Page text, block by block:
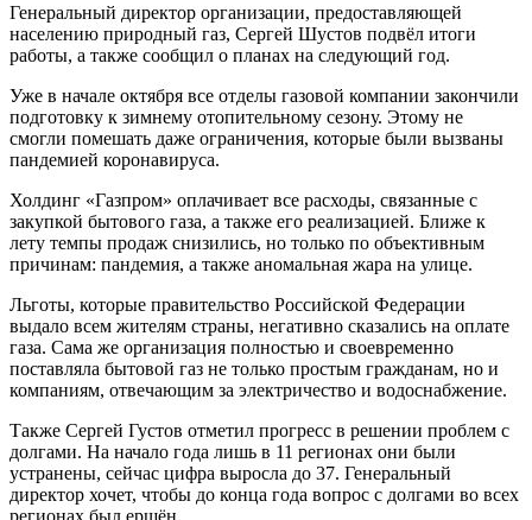
Генеральный директор организации, предоставляющей
населению природный газ, Сергей Шустов подвёл итоги
работы, а также сообщил о планах на следующий год.
Уже в начале октября все отделы газовой компании закончили
подготовку к зимнему отопительному сезону. Этому не
смогли помешать даже ограничения, которые были вызваны
пандемией коронавируса.
Холдинг «Газпром» оплачивает все расходы, связанные с
закупкой бытового газа, а также его реализацией. Ближе к
лету темпы продаж снизились, но только по объективным
причинам: пандемия, а также аномальная жара на улице.
Льготы, которые правительство Российской Федерации
выдало всем жителям страны, негативно сказались на оплате
газа. Сама же организация полностью и своевременно
поставляла бытовой газ не только простым гражданам, но и
компаниям, отвечающим за электричество и водоснабжение.
Также Сергей Густов отметил прогресс в решении проблем с
долгами. На начало года лишь в 11 регионах они были
устранены, сейчас цифра выросла до 37. Генеральный
директор хочет, чтобы до конца года вопрос с долгами во всех
регионах был ершён.